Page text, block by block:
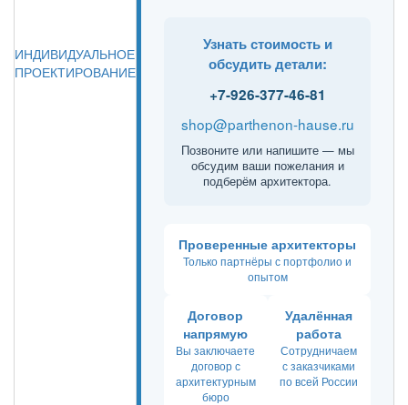
ИНДИВИДУАЛЬНОЕ
ПРОЕКТИРОВАНИЕ
Узнать стоимость и
обсудить детали:
+7-926-377-46-81
shop@parthenon-hause.ru
Позвоните или напишите — мы
обсудим ваши пожелания и
подберём архитектора.
Проверенные архитекторы
Только партнёры с портфолио и
опытом
Договор
напрямую
Вы заключаете
договор с
архитектурным
бюро
Удалённая
работа
Сотрудничаем
с заказчиками
по всей России